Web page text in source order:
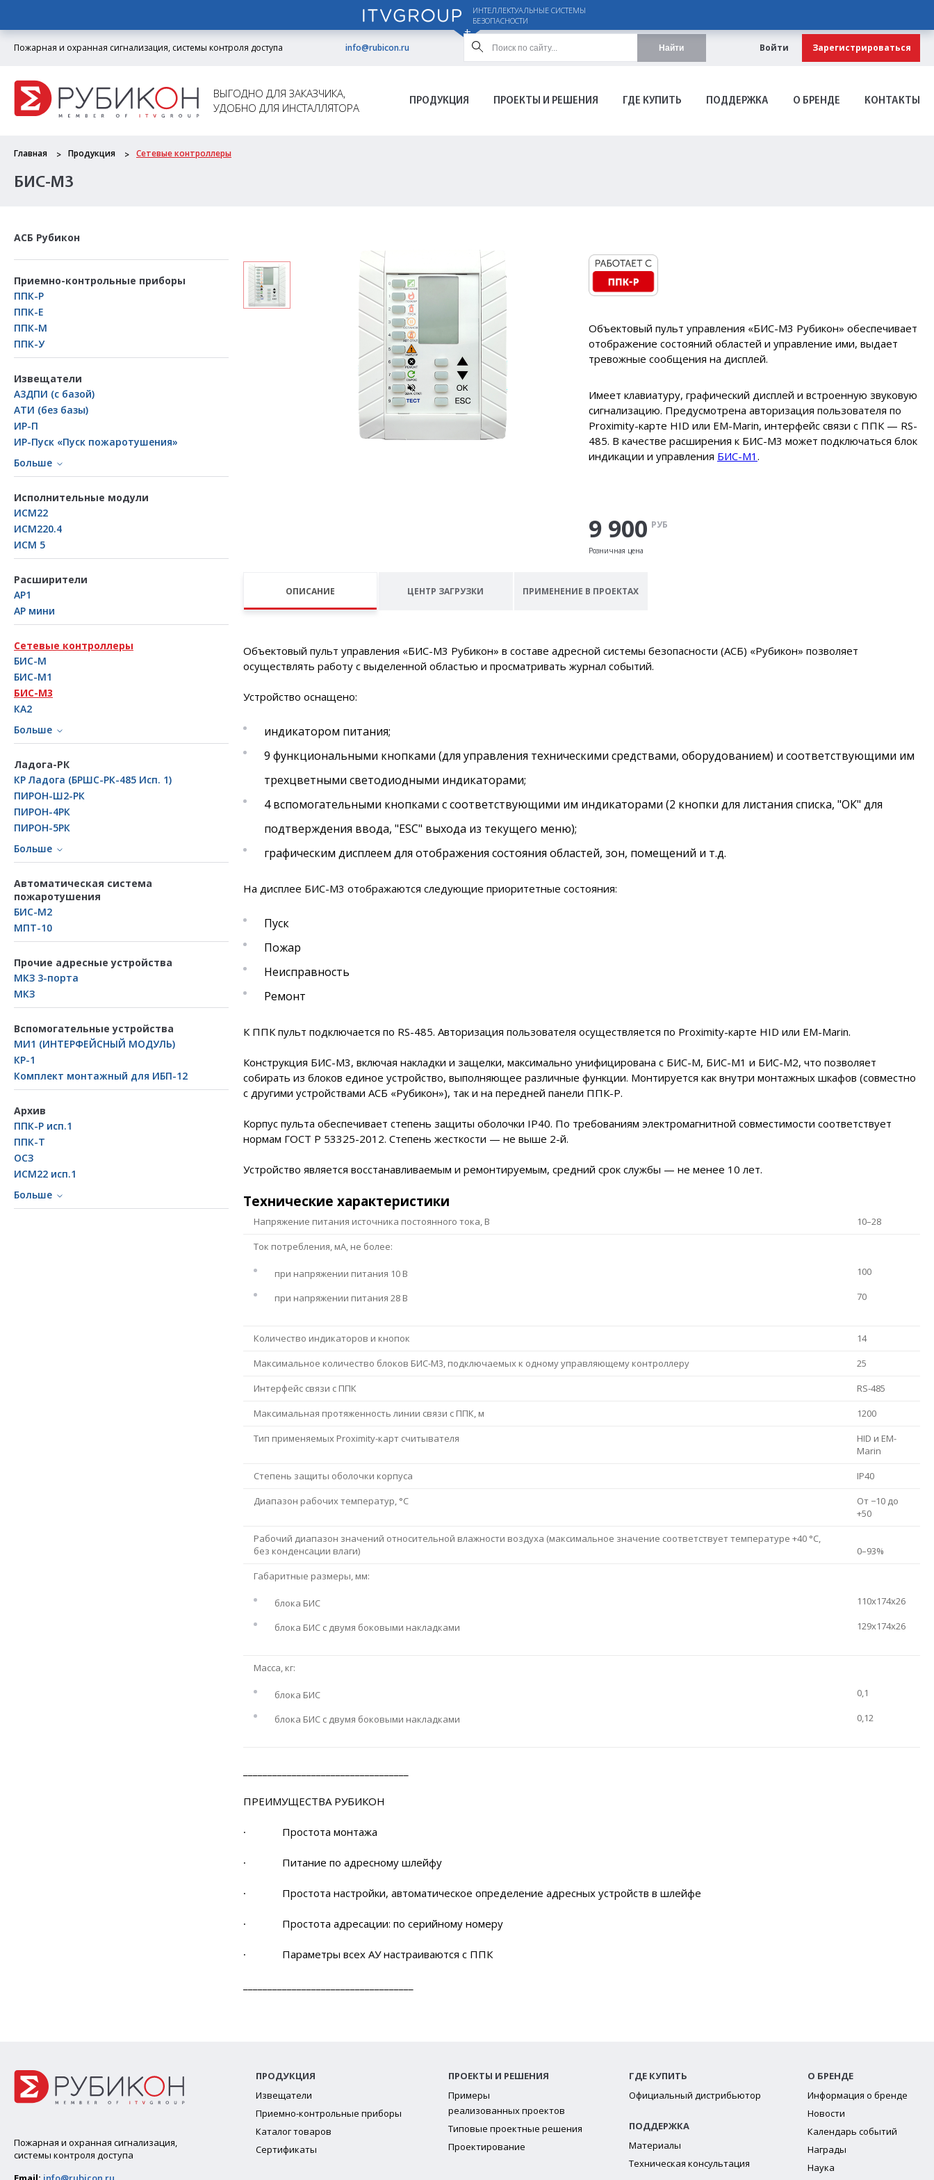
ИНТЕЛЛЕКТУАЛЬНЫЕ СИСТЕМЫ
БЕЗОПАСНОСТИ
Пожарная и охранная сигнализация, системы контроля доступа info@rubicon.ru Найти Войти Зарегистрироваться
ВЫГОДНО ДЛЯ ЗАКАЗЧИКА,
УДОБНО ДЛЯ ИНСТАЛЛЯТОРА
ПРОДУКЦИЯ ПРОЕКТЫ И РЕШЕНИЯ ГДЕ КУПИТЬ ПОДДЕРЖКА О БРЕНДЕ КОНТАКТЫ
Главная Продукция Сетевые контроллеры
БИС-М3
АСБ Рубикон
Приемно-контрольные приборы
ППК-Р
ППК-Е
ППК-М
ППК-У
Извещатели
А3ДПИ (с базой)
АТИ (без базы)
ИР-П
ИР-Пуск «Пуск пожаротушения»
Больше
Исполнительные модули
ИСМ22
ИСМ220.4
ИСМ 5
Расширители
АР1
АР мини
Сетевые контроллеры
БИС-М
БИС-М1
БИС-М3
КА2
Больше
Ладога-РК
КР Ладога (БРШС-РК-485 Исп. 1)
ПИРОН-Ш2-РК
ПИРОН-4РК
ПИРОН-5РК
Больше
Автоматическая система
пожаротушения
БИС-М2
МПТ-10
Прочие адресные устройства
МКЗ 3-порта
МКЗ
Вспомогательные устройства
МИ1 (ИНТЕРФЕЙСНЫЙ МОДУЛЬ)
КР-1
Комплект монтажный для ИБП-12
Архив
ППК-Р исп.1
ППК-Т
ОСЗ
ИСМ22 исп.1
Больше
Объектовый пульт управления «БИC-М3 Рубикон» обеспечивает
отображение состояний областей и управление ими, выдает
тревожные сообщения на дисплей.
Имеет клавиатуру, графический дисплей и встроенную звуковую
сигнализацию. Предусмотрена авторизация пользователя по
Proximity-карте HID или EM-Marin, интерфейс связи с ППК — RS-
485. В качестве расширения к БИС-М3 может подключаться блок
индикации и управления БИС-М1 .
9 900 РУБ
Розничная цена
ОПИСАНИЕ ЦЕНТР ЗАГРУЗКИ ПРИМЕНЕНИЕ В ПРОЕКТАХ
Объектовый пульт управления «БИC-М3 Рубикон» в составе адресной системы безопасности (АСБ) «Рубикон» позволяет
осуществлять работу с выделенной областью и просматривать журнал событий.
Устройство оснащено:
индикатором питания;
9 функциональными кнопками (для управления техническими средствами, оборудованием) и соответствующими им
трехцветными светодиодными индикаторами;
4 вспомогательными кнопками с соответствующими им индикаторами (2 кнопки для листания списка, "ОК" для
подтверждения ввода, "ESC" выхода из текущего меню);
графическим дисплеем для отображения состояния областей, зон, помещений и т.д.
На дисплее БИС-М3 отображаются следующие приоритетные состояния:
Пуск
Пожар
Неисправность
Ремонт
К ППК пульт подключается по RS-485. Авторизация пользователя осуществляется по Proximity-карте HID или EM-Marin.
Конструкция БИС-М3, включая накладки и защелки, максимально унифицирована с БИС-М, БИС-М1 и БИС-М2, что позволяет
собирать из блоков единое устройство, выполняющее различные функции. Монтируется как внутри монтажных шкафов (совместно
с другими устройствами АСБ «Рубикон»), так и на передней панели ППК-Р.
Корпус пульта обеспечивает степень защиты оболочки IP40. По требованиям электромагнитной совместимости соответствует
нормам ГОСТ Р 53325-2012. Степень жесткости — не выше 2-й.
Устройство является восстанавливаемым и ремонтируемым, средний срок службы — не менее 10 лет.
Технические характеристики
Напряжение питания источника постоянного тока, В
10–28
Ток потребления, мА, не более:
при напряжении питания 10 В
при напряжении питания 28 В
100
70
Количество индикаторов и кнопок
14
Максимальное количество блоков БИС-М3, подключаемых к одному управляющему контроллеру
25
Интерфейс связи с ППК
RS-485
Максимальная протяженность линии связи с ППК, м
1200
Тип применяемых Proximity-карт считывателя
HID и EM-
Marin
Степень защиты оболочки корпуса
IP40
Диапазон рабочих температур, °С
От −10 до
+50
Рабочий диапазон значений относительной влажности воздуха (максимальное значение соответствует температуре +40 °С,
без конденсации влаги)
0–93%
Габаритные размеры, мм:
блока БИС
блока БИС с двумя боковыми накладками
110x174x26
129x174x26
Масса, кг:
блока БИС
блока БИС с двумя боковыми накладками
0,1
0,12
ПРЕИМУЩЕСТВА РУБИКОН
∙ Простота монтажа
∙ Питание по адресному шлейфу
∙ Простота настройки, автоматическое определение адресных устройств в шлейфе
∙ Простота адресации: по серийному номеру
∙ Параметры всех АУ настраиваются с ППК
Пожарная и охранная сигнализация,
системы контроля доступа
ПРОДУКЦИЯ
Извещатели
Приемно-контрольные приборы
Каталог товаров
Сертификаты
ПРОЕКТЫ И РЕШЕНИЯ
Примеры
реализованных проектов
Типовые проектные решения
Проектирование
ГДЕ КУПИТЬ
Официальный дистрибьютор
ПОДДЕРЖКА
Материалы
Техническая консультация
О БРЕНДЕ
Информация о бренде
Новости
Календарь событий
Награды
Наука